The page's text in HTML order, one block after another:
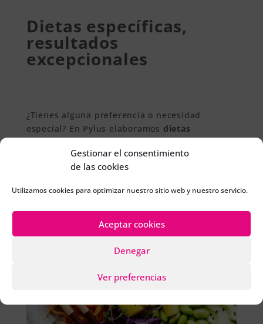
Gestionar el consentimiento
de las cookies
Utilizamos cookies para optimizar nuestro sitio web y nuestro servicio.
Aceptar cookies
Denegar
Ver preferencias
Dietas específicas,
resultados
excepcionales
¿Tienes alguna preferencia o necesidad
especial? En Pylus elaboramos dietas
cetogénicas, antiinflamatorias, y más. Siempre
basadas en criterios profesionales y con un